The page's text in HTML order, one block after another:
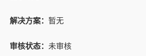
解决方案： 暂无
审核状态： 未审核